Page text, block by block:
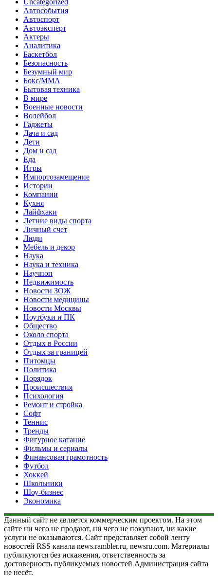
Автособытия
Автоспорт
Автоэксперт
Актеры
Аналитика
Баскетбол
Безопасность
Безумный мир
Бокс/MMA
Бытовая техника
В мире
Военные новости
Волейбол
Гаджеты
Дача и сад
Дети
Дом и сад
Еда
Игры
Импортозамещение
Истории
Компании
Кухня
Лайфхаки
Летние виды спорта
Личный счет
Люди
Мебель и декор
Наука
Наука и техника
Научпоп
Недвижимость
Новости ЗОЖ
Новости медицины
Новости Москвы
Ноутбуки и ПК
Общество
Около спорта
Отдых в России
Отдых за границей
Питомцы
Политика
Порядок
Происшествия
Психология
Ремонт и стройка
Софт
Теннис
Тренды
Фигурное катание
Фильмы и сериалы
Финансовая грамотность
Футбол
Хоккей
Школьники
Шоу-бизнес
Экономика
Данный сайт не является коммерческим проектом. На этом
сайте ни чего не продают, ни чего не покупают, ни какие
услуги не оказываются. Сайт представляет собой ленту
новостей RSS канала news.rambler.ru, newsru.com. Материалы
публикуются без искажения, ответственность за
достоверность публикуемых новостей Администрация сайта
не несёт.